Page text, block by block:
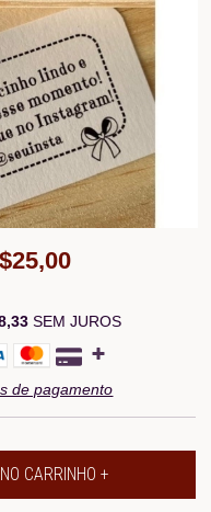
SEM JUROS
de pagamento